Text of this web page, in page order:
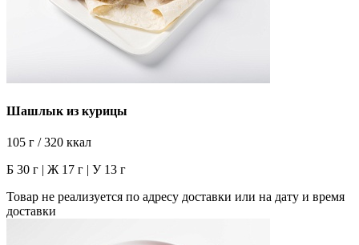
Шашлык из курицы
105 г / 320 ккал
Б 30 г | Ж 17 г | У 13 г
Товар не реализуется по адресу доставки или на дату и время
доставки